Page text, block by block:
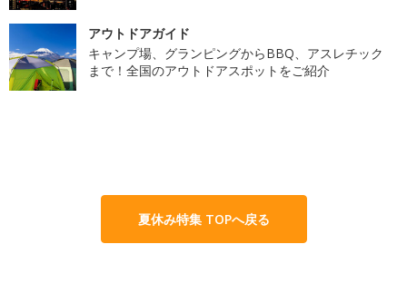
アウトドアガイド
キャンプ場、グランピングからBBQ、アスレチック
まで！全国のアウトドアスポットをご紹介
夏休み特集 TOPへ戻る